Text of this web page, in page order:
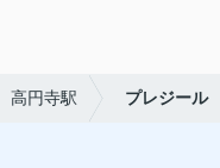
高円寺駅 プレジール